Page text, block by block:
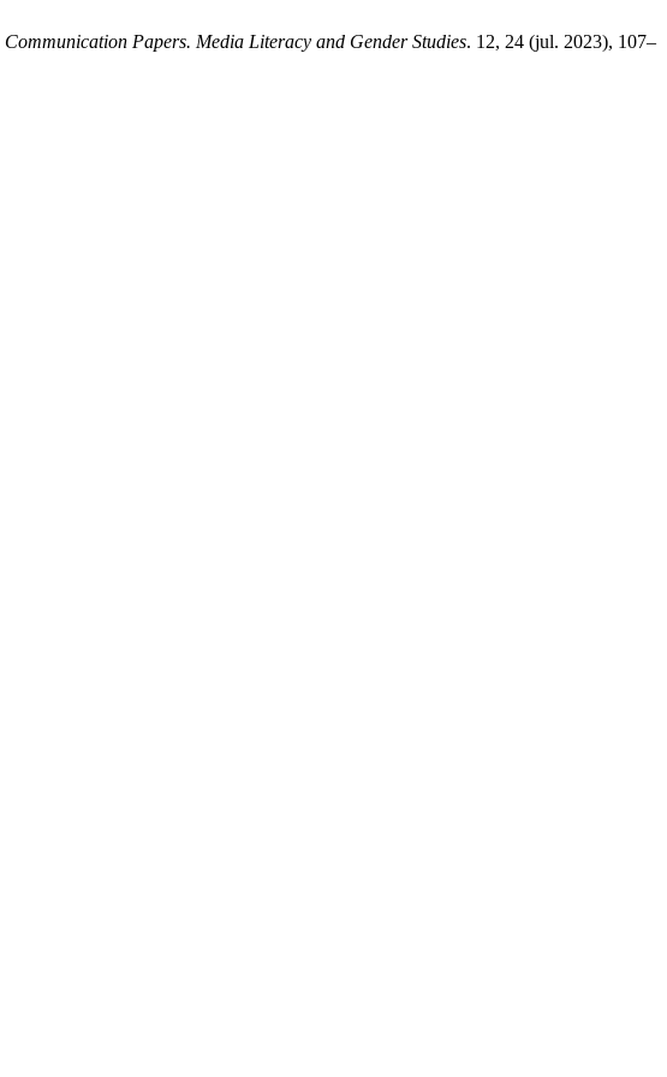
Communication Papers. Media Literacy and Gender Studies. 12, 24 (jul. 2023), 107–